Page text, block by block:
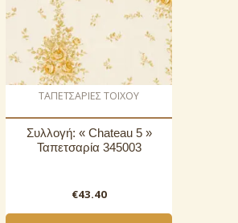
ΤΑΠΕΤΣΑΡΙΕΣ ΤΟΙΧΟΥ
Συλλογή: « Chateau 5 »
Ταπετσαρία 345003
€43.40